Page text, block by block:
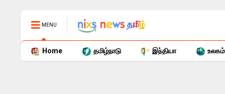
MENU
Home தமிழ்நாடு இந்தியா உலகம்